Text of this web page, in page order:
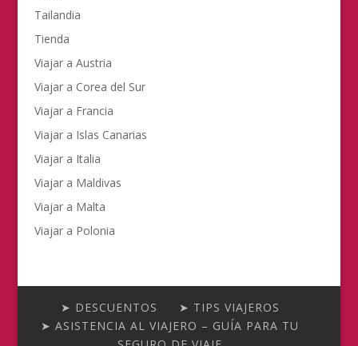
Tailandia
Tienda
Viajar a Austria
Viajar a Corea del Sur
Viajar a Francia
Viajar a Islas Canarias
Viajar a Italia
Viajar a Maldivas
Viajar a Malta
Viajar a Polonia
➤ DESCUENTOS
➤ TIPS VIAJEROS
➤ ASISTENCIA AL VIAJERO – GUÍA PARA TU